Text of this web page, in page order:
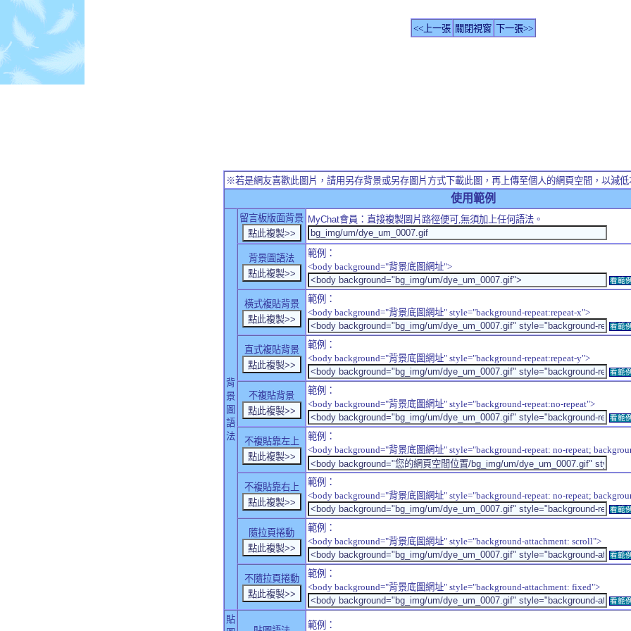
<<上一張 關閉視窗 下一張>>
※若是網友喜歡此圖片，請用另存背景或另存圖片方式下載此圖，再上傳至個人的網頁空間，以減低
使用範例
背
景
圖
語
法
留言板版面背景 MyChat會員：直接複製圖片路徑便可,無須加上任何語法。
背景圖語法
範例：
<body background="背景底圖網址">
看範例
橫式複貼背景
範例：
<body background="背景底圖網址" style="background-repeat:repeat-x">
看範例
直式複貼背景
範例：
<body background="背景底圖網址" style="background-repeat:repeat-y">
看範例
不複貼背景
範例：
<body background="背景底圖網址" style="background-repeat:no-repeat">
看範例
不複貼靠左上
範例：
<body background="背景底圖網址" style="background-repeat: no-repeat;
不複貼靠右上
範例：
<body background="背景底圖網址" style="background-repeat: no-repeat;
看範例
隨拉頁捲動
範例：
<body background="背景底圖網址" style="background-attachment: scroll">
看範例
不隨拉頁捲動
範例：
<body background="背景底圖網址" style="background-attachment: fixed">
看範例
貼
範例：